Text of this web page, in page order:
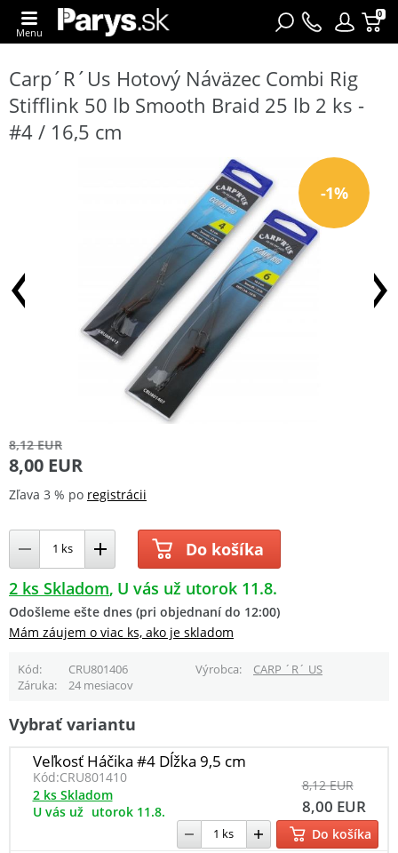
0
Menu
Carp´R´Us Hotový Náväzec Combi Rig
Stifflink 50 lb Smooth Braid 25 lb 2 ks -
#4 / 16,5 cm
-1%
8,12 EUR
8,00 EUR
Zľava 3 % po registrácii
Do košíka
2 ks Skladom U vás už utorok 11.8.
Odošleme ešte dnes (pri objednaní do 12:00)
Mám záujem o viac ks, ako je skladom
Kód CRU801406 Výrobca
CARP ´R´ US
Záruka
24 mesiacov
Vybrať variantu
Veľkosť Háčika #4 Dĺžka 9,5 cm
Kód:CRU801410 8,12 EUR
8,00 EUR
2 ks Skladom
U vás už utorok 11.8.
Do košíka